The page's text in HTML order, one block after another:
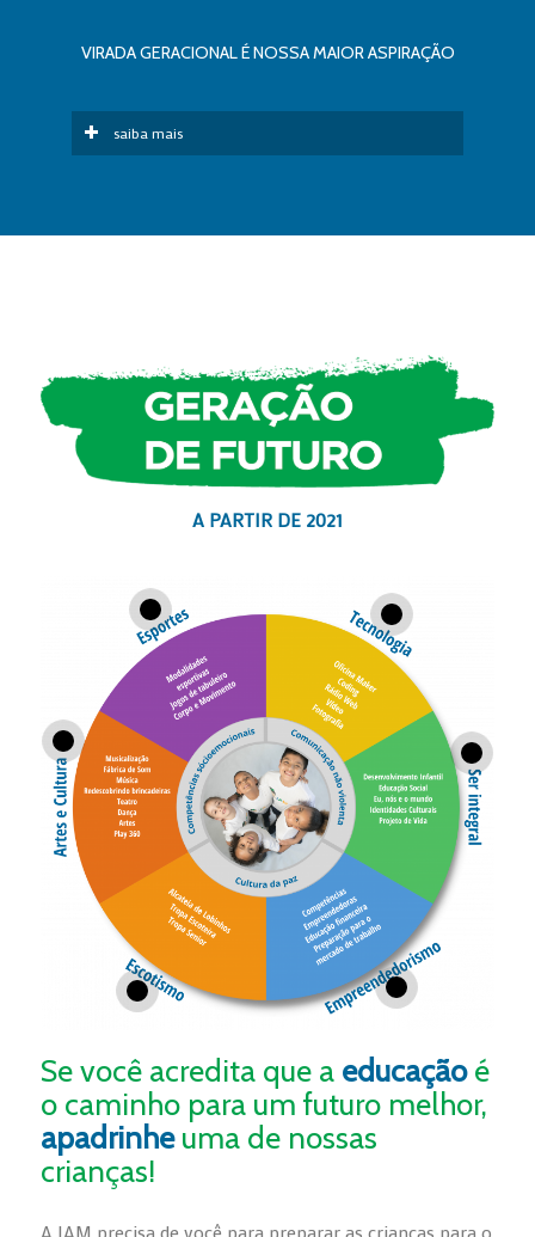
VIRADA GERACIONAL É NOSSA MAIOR ASPIRAÇÃO
saiba mais
A PARTIR DE 2021
1 2
3
4 5
6
Se você acredita que a educaçãoé
o caminho para um futuro melhor,
apadrinheuma de nossas
crianças!
A IAM precisa de você para preparar as crianças para o